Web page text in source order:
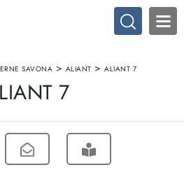
SAVONA > ALIANT > ALIANT 7
7